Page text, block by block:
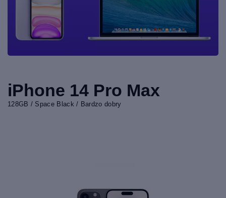
iPhone 14 Pro Max
128GB / Space Black / Bardzo dobry